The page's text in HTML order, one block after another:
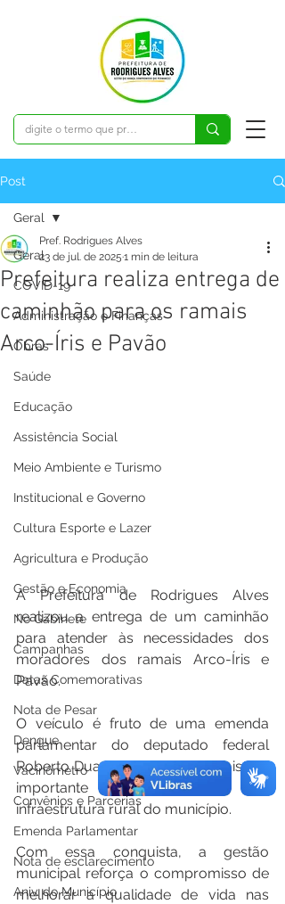
Post
Geral
COVID-19
Administração e Finanças
Obras
Saúde
Educação
Assistência Social
Meio Ambiente e Turismo
Institucional e Governo
Cultura Esporte e Lazer
Agricultura e Produção
Gestão e Economia
No Gabinete
Campanhas
Datas Comemorativas
Nota de Pesar
Dengue
Vacinômetro
Convênios e Parcerias
Emenda Parlamentar
Nota de esclarecimento
Aniv. do Município
Geral
Prefeitura realiza entrega de
caminhão para os ramais
Arco-Íris e Pavão
Pref. Rodrigues Alves
23 de jul. de 2025 1 min de leitura
A Prefeitura de Rodrigues Alves
realizou a entrega de um caminhão
para atender às necessidades dos
moradores dos ramais Arco-Íris e
Pavão.
O veículo é fruto de uma emenda
parlamentar do deputado federal
Roberto Duarte e representa mais um
importante avanço para a
infraestrutura rural do município.
Com essa conquista, a gestão
municipal reforça o compromisso de
melhorar a qualidade de vida nas